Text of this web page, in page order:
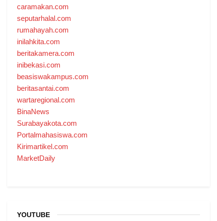
caramakan.com
seputarhalal.com
rumahayah.com
inilahkita.com
beritakamera.com
inibekasi.com
beasiswakampus.com
beritasantai.com
wartaregional.com
BinaNews
Surabayakota.com
Portalmahasiswa.com
Kirimartikel.com
MarketDaily
YOUTUBE